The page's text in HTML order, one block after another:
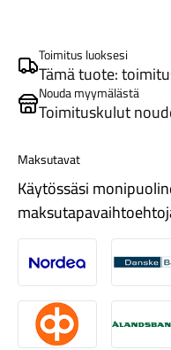
Tarvikkeet
Renkaat
mm
kampi
vasen
määrä
Toimitus luoksesi
Tämä tuote:
Nouda myymälästä
Toimituskulut
Maksutavat
Käytössäsi
Nordea
Osuuspankki